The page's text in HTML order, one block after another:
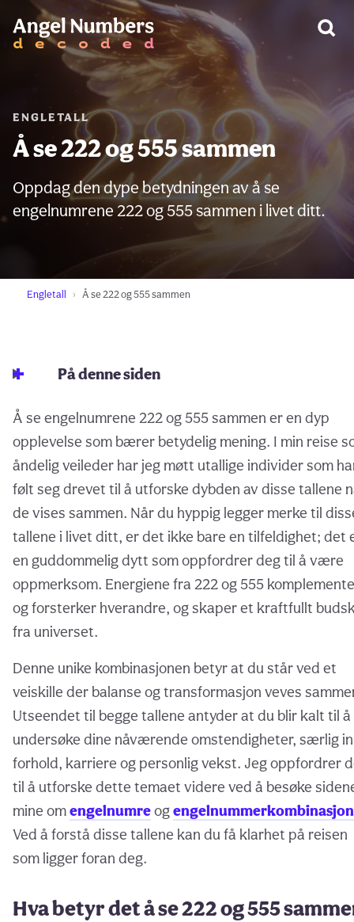
ENGLETALL
Å se 222 og 555 sammen
Oppdag den dype betydningen av å se
engelnumrene 222 og 555 sammen i livet ditt.
Engletall Å se 222 og 555 sammen
På denne siden
Å se engelnumrene 222 og 555 sammen er en dyp
opplevelse som bærer betydelig mening. I min reise
åndelig veileder har jeg møtt utallige individer som
følt seg drevet til å utforske dybden av disse tallene
de vises sammen. Når du hyppig legger merke til
tallene i livet ditt, er det ikke bare en tilfeldighet; det
en guddommelig dytt som oppfordrer deg til å være
oppmerksom. Energiene fra 222 og 555
og forsterker hverandre, og skaper et kraftfullt
fra universet.
Denne unike kombinasjonen betyr at du står ved et
veiskille der balanse og transformasjon veves
Utseendet til begge tallene antyder at du blir kalt til å
undersøke dine nåværende omstendigheter, særlig
forhold, karriere og personlig vekst. Jeg oppfordrer
til å utforske dette temaet videre ved å besøke
mine omengelnumreog
Ved å forstå disse tallene kan du få klarhet på reisen
som ligger foran deg.
Hva betyr det å se 222 og 555
ADVARSEL: